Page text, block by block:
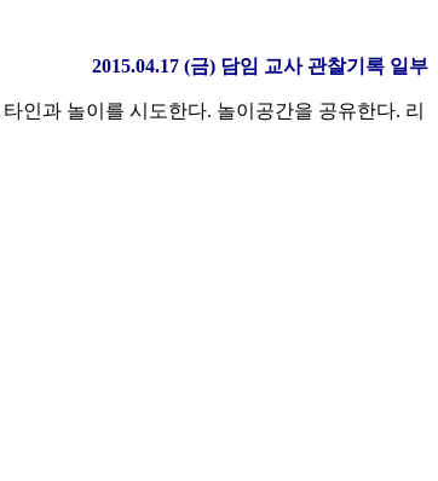
2015.04.17 (금) 담임 교사 관찰기록 일부
인과 놀이를 시도한다. 놀이공간을 공유한다. 리